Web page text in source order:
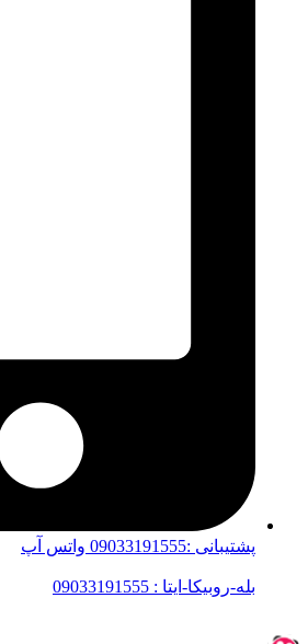
پشتیبانی :09033191555 واتس آپ
بله-روبیکا-ایتا : 09033191555